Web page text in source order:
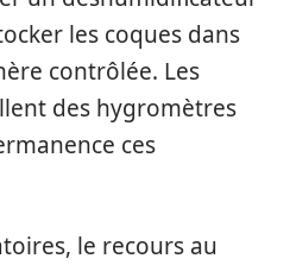
les coques dans
contrôlée. Les
des hygromètres
ces
le recours au